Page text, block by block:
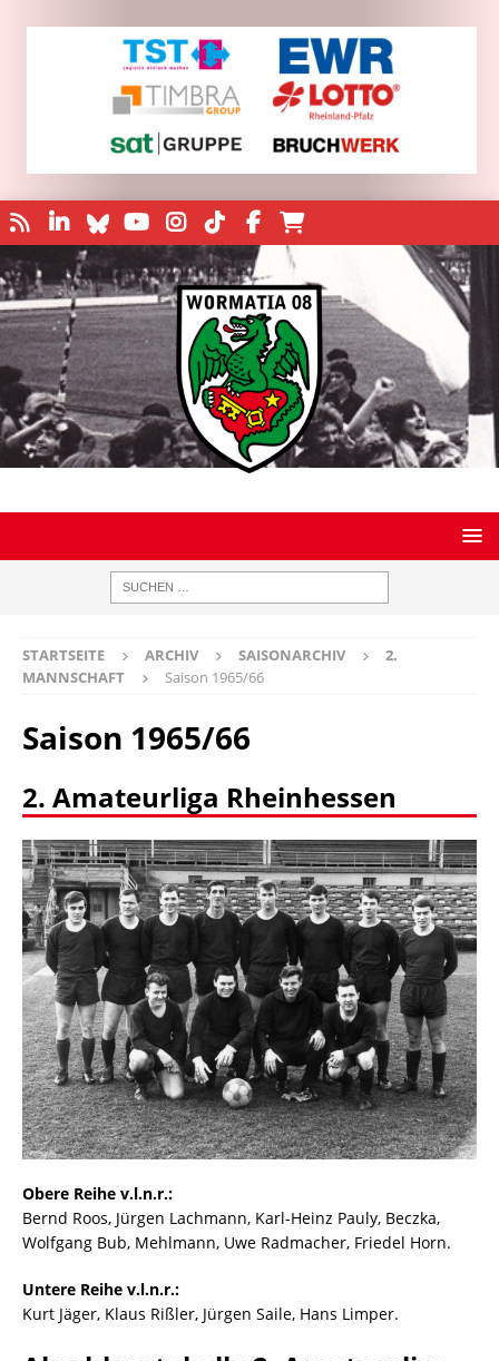
STARTSEITE ARCHIV SAISONARCHIV
2.
MANNSCHAFT
Saison 1965/66
Saison 1965/66
2. Amateurliga Rheinhessen
Obere Reihe v.l.n.r.:
Bernd Roos, Jürgen Lachmann, Karl-Heinz Pauly, Beczka,
Wolfgang Bub, Mehlmann, Uwe Radmacher, Friedel Horn.
Untere Reihe v.l.n.r.:
Kurt Jäger, Klaus Rißler, Jürgen Saile, Hans Limper.